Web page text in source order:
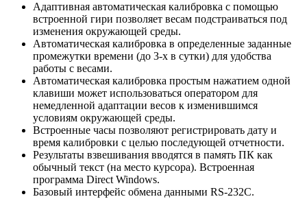
Адаптивная автоматическая калибровка с помощью
встроенной гири позволяет весам подстраиваться под
изменения окружающей среды.
Автоматическая калибровка в определенные заданные
промежутки времени (до 3-х в сутки) для удобства
работы с весами.
Автоматическая калибровка простым нажатием одной
клавиши может использоваться оператором для
немедленной адаптации весов к изменившимся
условиям окружающей среды.
Встроенные часы позволяют регистрировать дату и
время калибровки с целью последующей отчетности.
Результаты взвешивания вводятся в память ПК как
обычный текст (на место курсора). Встроенная
программа Direct Windows.
Базовый интерфейс обмена данными RS-232C.